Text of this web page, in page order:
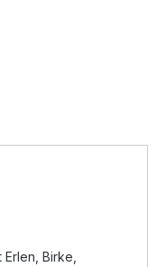
Birke,